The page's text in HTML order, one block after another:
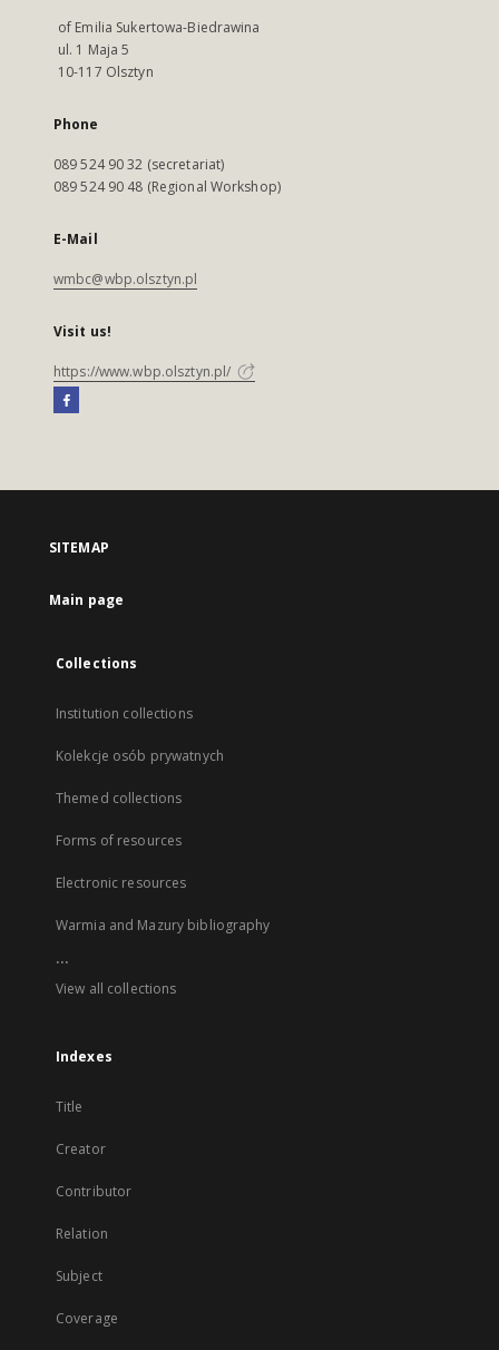
of Emilia Sukertowa-Biedrawina
ul. 1 Maja 5
10-117 Olsztyn
Phone
089 524 90 32 (secretariat)
089 524 90 48 (Regional Workshop)
E-Mail
wmbc@wbp.olsztyn.pl
Visit us!
https://www.wbp.olsztyn.pl/
SITEMAP
Main page
Collections
Institution collections
Kolekcje osób prywatnych
Themed collections
Forms of resources
Electronic resources
Warmia and Mazury bibliography
...
View all collections
Indexes
Title
Creator
Contributor
Relation
Subject
Coverage